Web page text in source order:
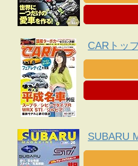
CARトッ
SUBARU